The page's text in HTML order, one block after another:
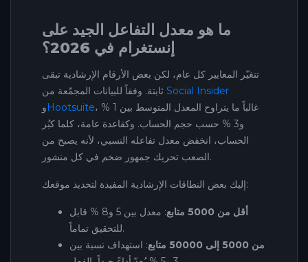
ما هو معدل التفاعل الجيد على
إنستغرام في 2026؟
تتغيّر المعايير كل عام، لكن بعض الأرقام الإرشادية تبقى
Social Insider
وHootsuite، غالباً ما يتراوح المعدل المتوسط بين 1 %
و3 % حسب حجم الحساب. وكقاعدة عامة، كلما كبُر
الحساب، انخفض معدل تفاعله النسبي، لأنه يصبح من
الصعب تحريك جمهور ضخم في كل منشور.
إليك بعض النطاقات الإرشادية المفيدة لتحديد موقعك:
أقل من 5000 متابع
: معدل بين 5 و8 % قابل
للتحقيق تماماً.
من 5000 إلى 50000 متابع
: استهداف نسبة بين